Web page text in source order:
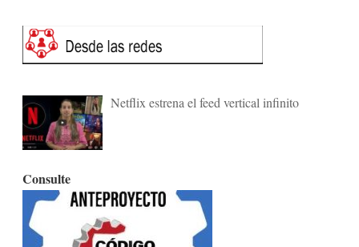
Netflix estrena el feed vertical infinito
Consulte